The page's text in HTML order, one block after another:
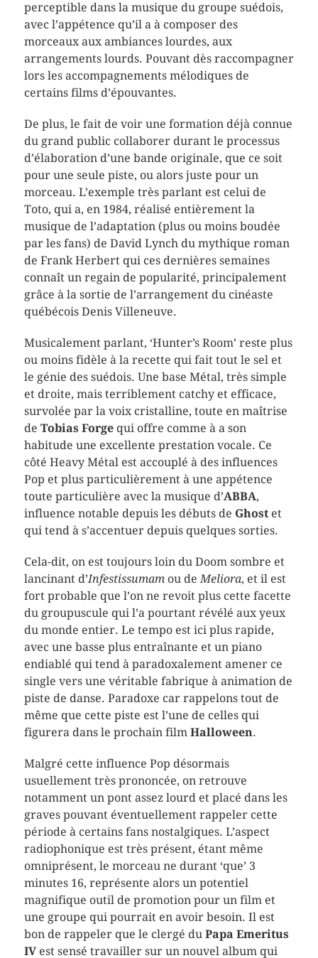
perceptible dans la musique du groupe suédois,
avec l’appétence qu’il a à composer des
morceaux aux ambiances lourdes, aux
arrangements lourds. Pouvant dès raccompagner
lors les accompagnements mélodiques de
certains films d’épouvantes.
De plus, le fait de voir une formation déjà connue
du grand public collaborer durant le processus
d’élaboration d’une bande originale, que ce soit
pour une seule piste, ou alors juste pour un
morceau. L’exemple très parlant est celui de
Toto, qui a, en 1984, réalisé entièrement la
musique de l’adaptation (plus ou moins boudée
par les fans) de David Lynch du mythique roman
de Frank Herbert qui ces dernières semaines
connaît un regain de popularité, principalement
grâce à la sortie de l’arrangement du cinéaste
québécois Denis Villeneuve.
Musicalement parlant, ‘Hunter’s Room’ reste plus
ou moins fidèle à la recette qui fait tout le sel et
le génie des suédois. Une base Métal, très simple
et droite, mais terriblement catchy et efficace,
survolée par la voix cristalline, toute en maîtrise
de Tobias Forgequi offre comme à a son
habitude une excellente prestation vocale. Ce
côté Heavy Métal est accouplé à des influences
Pop et plus particulièrement à une appétence
toute particulière avec la musique d’ABBA,
influence notable depuis les débuts de Ghostet
qui tend à s’accentuer depuis quelques sorties.
Cela-dit, on est toujours loin du Doom sombre et
lancinant d’Infestissumamou deMeliora, et il est
fort probable que l’on ne revoit plus cette facette
du groupuscule qui l’a pourtant révélé aux yeux
du monde entier. Le tempo est ici plus rapide,
avec une basse plus entraînante et un piano
endiablé qui tend à paradoxalement amener ce
single vers une véritable fabrique à animation de
piste de danse. Paradoxe car rappelons tout de
même que cette piste est l’une de celles qui
figurera dans le prochain film Halloween.
Malgré cette influence Pop désormais
usuellement très prononcée, on retrouve
notamment un pont assez lourd et placé dans les
graves pouvant éventuellement rappeler cette
période à certains fans nostalgiques. L’aspect
radiophonique est très présent, étant même
omniprésent, le morceau ne durant ‘que’ 3
minutes 16, représente alors un potentiel
magnifique outil de promotion pour un film et
une groupe qui pourrait en avoir besoin. Il est
bon de rappeler que le clergé du Papa Emeritus
IVest sensé travailler sur un nouvel album qui